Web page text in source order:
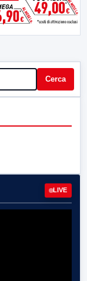
Cerca
LIVE